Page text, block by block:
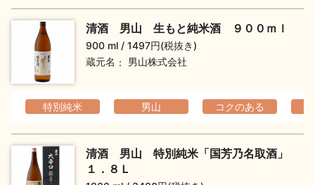
季節の商品 イベント情報
清酒 男山 生もと純米酒 ９００ｍｌ
900 ml
1497円(税抜き)
蔵元名
男山株式会社
特別純米 男山 コクのある
清酒 男山 特別純米「国芳乃名取酒」
１．８Ｌ